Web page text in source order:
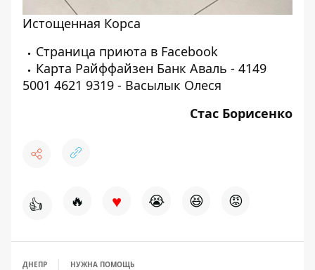
Истощенная Корса
Страница приюта в Facebook
Карта Райффайзен Банк Аваль - 4149
5001 4621 9319 - Васылык Олеся
Стас Борисенко
👍 🔥 ♥ 😭 😆 😡
ДНЕПР НУЖНА ПОМОЩЬ